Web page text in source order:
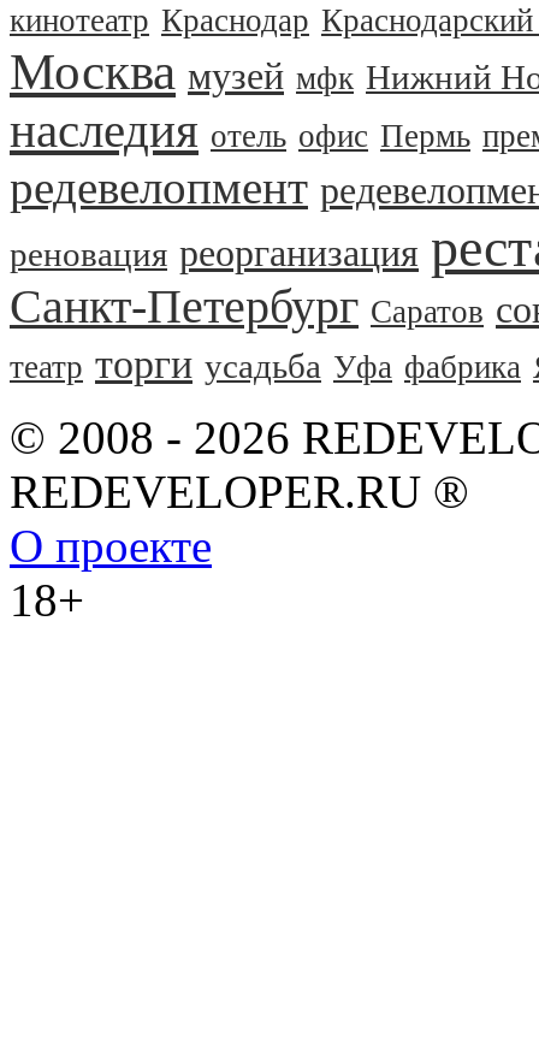
кинотеатр Краснодар
Москва музей мфк Нижний
наследия отель офис Пермь
редевелопмент
реновация реорганизация
Санкт-Петербург Саратов
театр торги усадьба Уфа фабрика
© 2008 - 2026
REDEVELOPER.RU ®
О проекте
18+